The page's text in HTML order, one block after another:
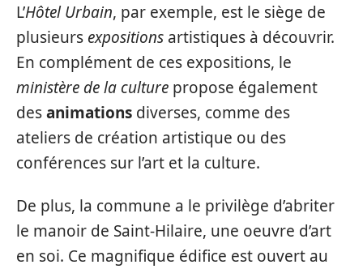
L’Hôtel Urbain, par exemple, est le siège de
plusieurs expositions artistiques à découvrir.
En complément de ces expositions, le
ministère de la culture propose également
desanimations diverses, comme des
ateliers de création artistique ou des
conférences sur l’art et la culture.
De plus, la commune a le privilège d’abriter
le manoir de Saint-Hilaire, une oeuvre d’art
en soi. Ce magnifique édifice est ouvert au